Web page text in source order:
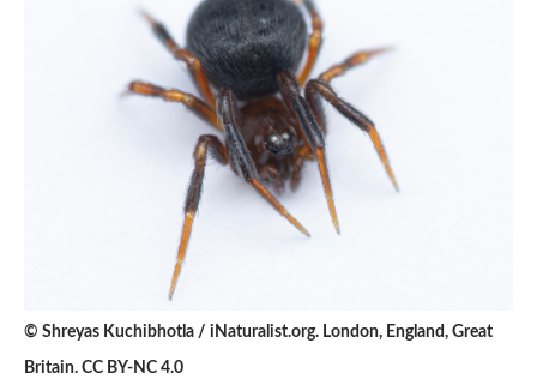
© Shreyas Kuchibhotla / iNaturalist.org. London, England, Great
Britain. CC BY-NC 4.0